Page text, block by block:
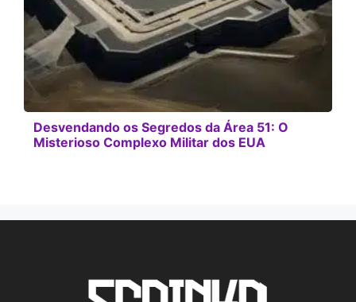
Desvendando os Segredos da Área 51: O
Misterioso Complexo Militar dos EUA